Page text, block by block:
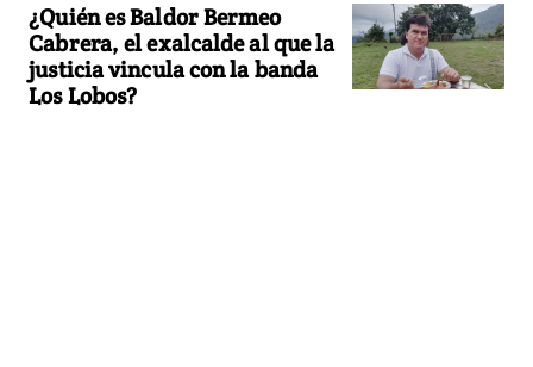
¿Quién es Baldor Bermeo
Cabrera, el exalcalde al que la
justicia vincula con la banda
Los Lobos?